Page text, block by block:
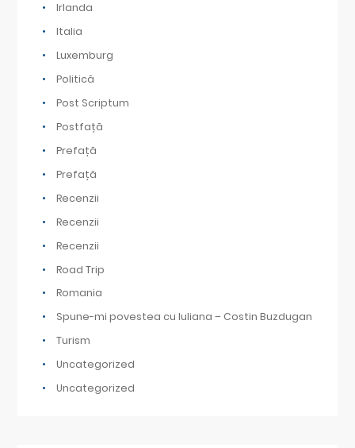
Irlanda
Italia
Luxemburg
Politică
Post Scriptum
Postfață
Prefață
Prefață
Recenzii
Recenzii
Recenzii
Road Trip
Romania
Spune-mi povestea cu Iuliana – Costin Buzdugan
Turism
Uncategorized
Uncategorized